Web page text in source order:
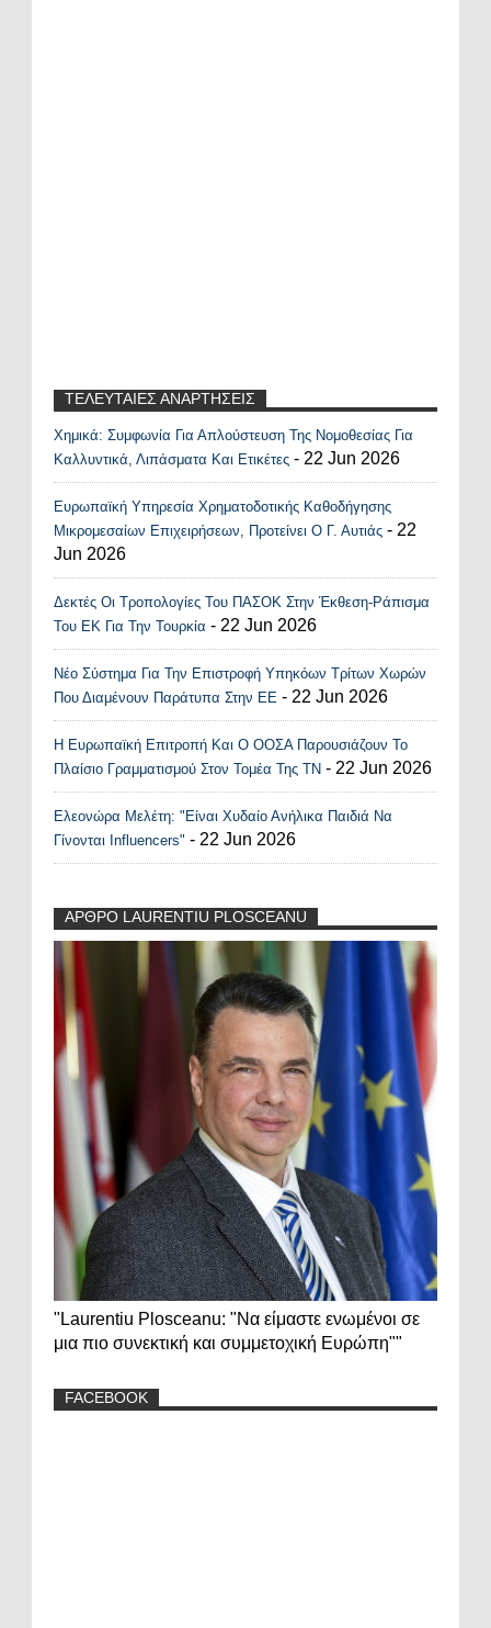
ΤΕΛΕΥΤΑΙΕΣ ΑΝΑΡΤΗΣΕΙΣ
Recent Posts Widget
Χημικά: Συμφωνία Για Απλούστευση Της Νομοθεσίας Για
Καλλυντικά, Λιπάσματα Και Ετικέτες - 22 Jun 2026
Ευρωπαϊκή Υπηρεσία Χρηματοδοτικής Καθοδήγησης
Μικρομεσαίων Επιχειρήσεων, Προτείνει Ο Γ. Αυτιάς - 22
Jun 2026
Δεκτές Οι Τροπολογίες Του ΠΑΣΟΚ Στην Έκθεση-Ράπισμα
Του ΕΚ Για Την Τουρκία - 22 Jun 2026
Νέο Σύστημα Για Την Επιστροφή Υπηκόων Τρίτων Χωρών
Που Διαμένουν Παράτυπα Στην ΕΕ - 22 Jun 2026
Η Ευρωπαϊκή Επιτροπή Και Ο ΟΟΣΑ Παρουσιάζουν Το
Πλαίσιο Γραμματισμού Στον Τομέα Της ΤΝ - 22 Jun 2026
Ελεονώρα Μελέτη: "Είναι Χυδαίο Ανήλικα Παιδιά Να
Γίνονται Influencers" - 22 Jun 2026
ΑΡΘΡΟ LAURENTIU PLOSCEANU
"Laurentiu Plosceanu: "Να είμαστε ενωμένοι σε
μια πιο συνεκτική και συμμετοχική Ευρώπη""
FACEBOOK